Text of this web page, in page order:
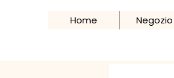
Home Negozio